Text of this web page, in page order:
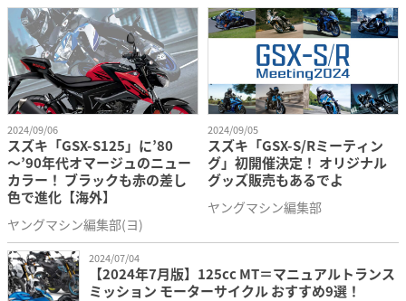
2024/09/06
スズキ「GSX-S125」に’80
～’90年代オマージュのニュー
カラー！ ブラックも赤の差し
色で進化【海外】
ヤングマシン編集部(ヨ)
2024/09/05
スズキ「GSX-S/Rミーティン
グ」初開催決定！ オリジナル
グッズ販売もあるでよ
ヤングマシン編集部
2024/07/04
【2024年7月版】125cc MT＝マニュアルトランス
ミッション モーターサイクル おすすめ9選！